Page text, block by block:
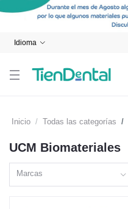
Idioma
Inicio Todas las categorías
UCM Biomateriales
Marcas